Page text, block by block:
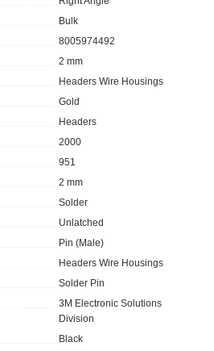
Bulk
8005974492
2 mm
Headers Wire Housings
Gold
Headers
2000
951
2 mm
Solder
Unlatched
Pin (Male)
Headers Wire Housings
Solder Pin
3M Electronic Solutions
Division
Black